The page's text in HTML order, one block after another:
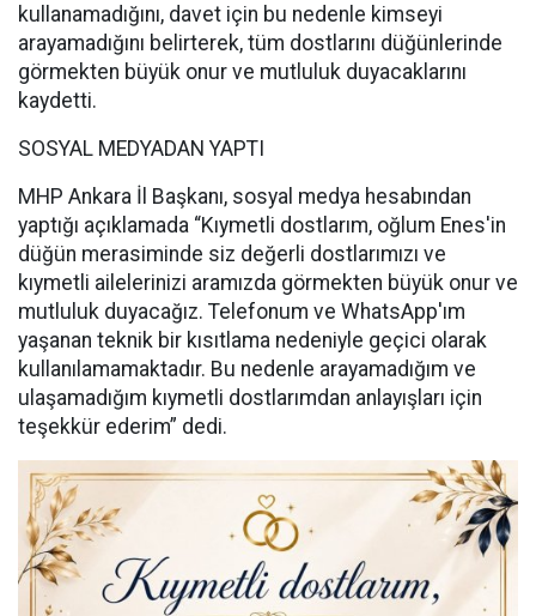
kullanamadığını, davet için bu nedenle kimseyi
arayamadığını belirterek, tüm dostlarını düğünlerinde
görmekten büyük onur ve mutluluk duyacaklarını
kaydetti.
SOSYAL MEDYADAN YAPTI
MHP Ankara İl Başkanı, sosyal medya hesabından
yaptığı açıklamada “Kıymetli dostlarım, oğlum Enes'in
düğün merasiminde siz değerli dostlarımızı ve
kıymetli ailelerinizi aramızda görmekten büyük onur ve
mutluluk duyacağız. Telefonum ve WhatsApp'ım
yaşanan teknik bir kısıtlama nedeniyle geçici olarak
kullanılamamaktadır. Bu nedenle arayamadığım ve
ulaşamadığım kıymetli dostlarımdan anlayışları için
teşekkür ederim” dedi.